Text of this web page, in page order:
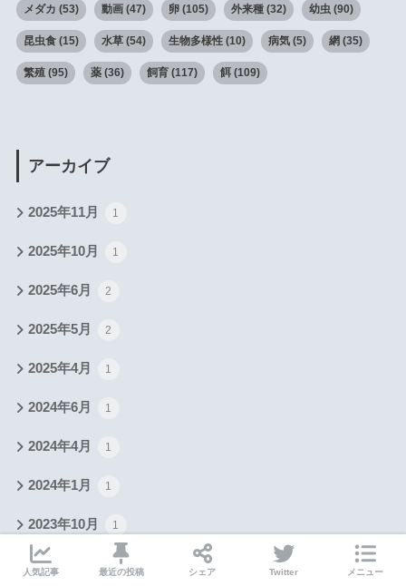
メダカ (53) 動画(47) 卵(105) 外来種(32) 幼虫 (90)
昆虫食(15) 水草(54) 生物多様性(10) 病気(5) 網(35)
繁殖(95) 薬(36) 飼育(117) 餌(109)
アーカイブ
2025年11月 1
2025年10月 1
2025年6月 2
2025年5月 2
2025年4月 1
2024年6月 1
2024年4月 1
2024年1月 1
2023年10月 1
2023年8月 1
人気記事 最近の投稿 シェア Twitter メニュー